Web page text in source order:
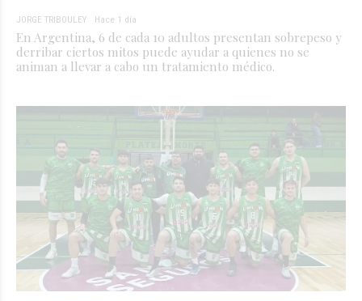
JORGE TRIBOULEY Hace 1 día
En Argentina, 6 de cada 10 adultos presentan sobrepeso y
derribar ciertos mitos puede ayudar a quienes no se
animan a llevar a cabo un tratamiento médico.